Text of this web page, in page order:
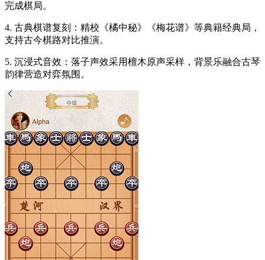
完成棋局。
4. 古典棋谱复刻：精校《橘中秘》《梅花谱》等典籍经典局，
支持古今棋路对比推演。
5. 沉浸式音效：落子声效采用檀木原声采样，背景乐融合古琴
韵律营造对弈氛围。